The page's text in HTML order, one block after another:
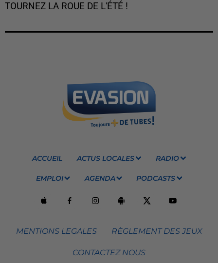
TOURNEZ LA ROUE DE L'ÉTÉ !
ACCUEIL ACTUS LOCALES RADIO
EMPLOI AGENDA PODCASTS
MENTIONS LEGALES RÈGLEMENT DES JEUX
CONTACTEZ NOUS